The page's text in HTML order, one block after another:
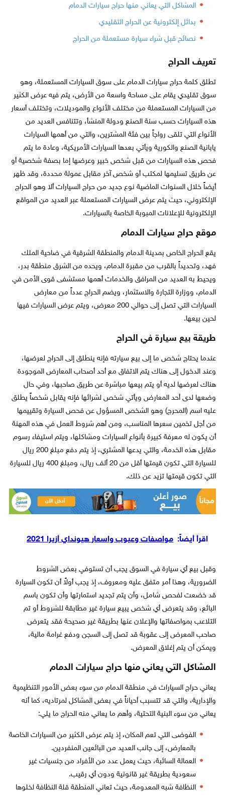
المشاكل التي يعاني منها حراج سيارات الدمام
بدائل إلكترونية عن الحراج التقليدي
نصائح قبل شراء سيارة مستعملة من الحراج
تعريف الحراج
تطلق كلمة حراج سيارات الدمام على سوق السيارات المستعملة، وهو
سوق تقليدي يقام على مساحة واسعة من الأرض، يتم فيه عرض الكثير
من السيارات المستعملة من مختلف الأنواع والموديلات، وتختلف أسعار
هذه السيارات حسب سنة الصنع ودولة المنشأ، وتتنافس العديد من
الأنواع التي تلقى رواجاً بين فئة المشترين، والتي من أهمها السيارات
يابانية الصنع والكورية ويأتي بعدها السيارات الأمريكية، وعادة ما يتم
فحص هذه السيارات من قبل شخص خبير وعرضها إما بصفة شخصية أو
عن طريق تسليمها لمكتب أو شخص آخر مقابل عمولة محددة، وقد ظهر
أيضاً خلال السنوات الماضية نوع جديد من حراج السيارات ألا وهو الحراج
الإلكتروني، حيث يتم عرض السيارات المستعملة عبر العديد من المواقع
الإلكترونية للإعلانات المبوبة الخاصة بالسيارات.
موقع حراج سيارات الدمام
يقع الحراج الخاص بمدينة الدمام والمنطقة الشرقية في ضاحية الملك
فهد، وتحديداً بالقرب من مقبرة الدمام، ويحده من الشرق منطقة بدر،
ويحيط به العديد من المرافق والخدمات أهمها مستشفى قوى الأمن في
الدمام، ووزارة التجارة والاستثمار، ويضم الحراج عدداً من معارض
السيارات التي تصل إلى حوالي 200 معرض، ويتم عرض السيارات فيها
لحين بيعها.
طريقة بيع سيارة في الحراج
عندما يحتاج شخص ما إلى بيع سيارته فإنه ينطلق إلى الحراج لعرضها،
وعند الدخول إلى هناك يتم الاتفاق مع أحد أصحاب المعارض الموجودة
هناك لعرضها لديه أو يتم بيعها مباشرة عن طريق صاحبها، وفي حال
وضعها لدى أحد المعارض ويأتي شخص لشرائها فإنه يقابل شخصاً يطلق
عليه اسم (المحرج) وهو الشخص المسؤول عن فحص السيارة وتقييمها
من أجل تخمين سعرها المناسب، ومن أهم شروط العمل في هذه المهنة
أن يكون له معرفة كبيرة بأنواع السيارات ومشاكلها، ويتم استيفاء رسوم
مقابل هذه الخدمة، والتي يدعها المشتري، إذ يتم دفع مبلغ 200 ريال
للسيارة التي تكون قيمتها أقل من 20 ألف ريال، ومبلغ 400 ريال للسيارة
التي تكون قيمتها تزيد عن ذلك.
اقرأ أيضاً: مواصفات وعيوب واسعار هيونداي أزيرا 2021
وقبل بيع أي سيارة في السوق يجب أن تستوفي بعض الشروط
الضرورية، وهذا أمر متفق عليه ومعروف، إذ يجب أولاً أن تكون السيارة
قد خضعت لفحص شامل، وأن يتم تجديد استمارتها وأن تكون باسم
البائع، وقد يتعرض أي شخص يبيع سيارة غير مطابقة للشروط أو تم
التلاعب بمواصفاتها والإعلان عنها بطريقة غير صحيحة فقد يتعرض
صاحب المعرض إلى عقوبة قد تصل إلى السجن ودفع غرامة مالية،
ويمكن أن يتم إغلاق المعرض.
المشاكل التي يعاني منها حراج سيارات الدمام
يعاني حراج السيارات في منطقة الدمام من سوء بعض الأمور التنظيمية
والإدارية، والتي قد تتسبب أحياناً في بعض المشاكل لمرتاديه، كما أنه
يعاني من سوء البنية التحتية، وأهم ما يعاني منه الحراج ما يلي:
الفوضى التي تعم المكان، إذ يتم عرض الكثير من السيارات الخاصة
بالمعارض، إلى جانب العديد من البائعين المنفردين.
العمالة السائبة، حيث يعمل عدد من الأفراد من جنسيات غير
سعودية بطريقة غير قانونية ودون أي رقيب.
النظافة شبه المعدومة، حيث تعاني المنطقة قلة النظافة لخلوها